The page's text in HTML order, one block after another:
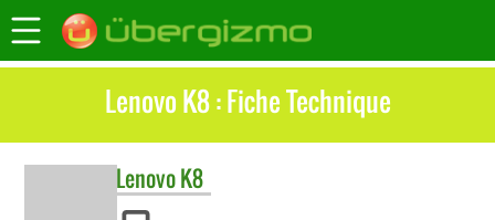
Lenovo K8 : Fiche Technique
LenovoK8